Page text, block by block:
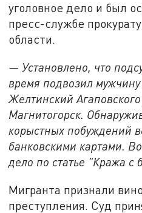
уголовное дело и был
пресс-службе
области.
— Установлено, что
время подвозил мужчину
Желтинский
Магнитогорск.
корыстных побуждений
банковскими картами.
дело по статье "Кража с
Мигранта признали
преступления. Суд